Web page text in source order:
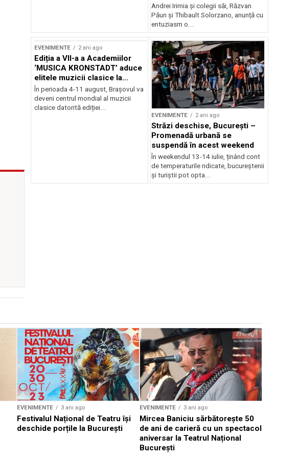
Andrei Irimia și colegii săi, Răzvan
Păun și Thibault Solorzano, anunță cu
entuziasm o...
EVENIMENTE 2 ani ago
Ediția a VII-a a Academiilor
‘MUSICA KRONSTADT’ aduce
elitele muzicii clasice la
Brașov
În perioada 4-11 august, Brașovul va
deveni centrul mondial al muzicii
clasice datorită ediției...
EVENIMENTE 2 ani ago
Străzi deschise, București –
Promenadă urbană se
suspendă în acest weekend
În weekendul 13-14 iulie, ținând cont
de temperaturile ridicate, bucureștenii
și turiștii pot opta...
EVENIMENTE 3 ani ago
Festivalul Național de Teatru își
deschide porțile la București
EVENIMENTE 3 ani ago
Mircea Baniciu sărbătorește 50
de ani de carieră cu un spectacol
aniversar la Teatrul Național
București